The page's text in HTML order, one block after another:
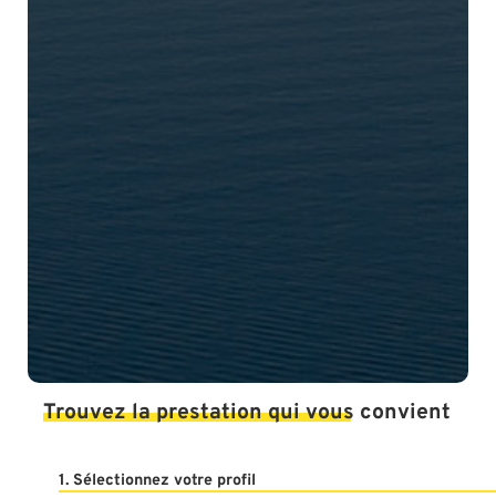
Trouvez la prestation qui vous convient
1. Sélectionnez votre profil